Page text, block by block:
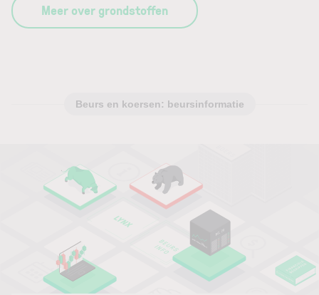
Meer over grondstoffen
Beurs en koersen: beursinformatie